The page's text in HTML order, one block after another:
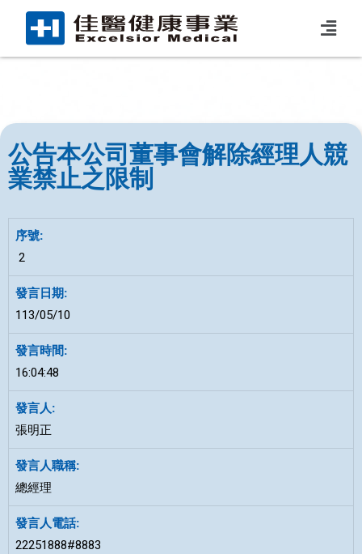
公告本公司董事會解除經理人競
業禁止之限制
2
113/05/10
16:04:48
張明正
總經理
22251888#8883